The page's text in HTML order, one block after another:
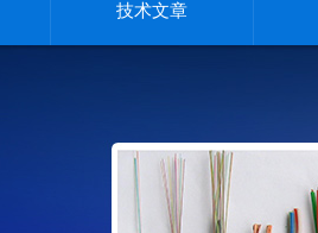
技术文章